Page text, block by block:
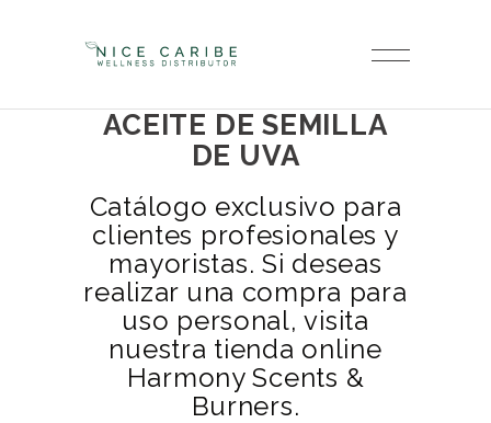
ACEITE DE SEMILLA
DE UVA
Catálogo exclusivo para
clientes profesionales y
mayoristas. Si deseas
realizar una compra para
uso personal, visita
nuestra tienda online
Harmony Scents &
Burners.